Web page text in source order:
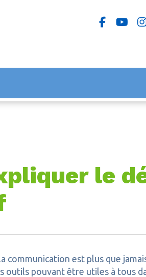
le
communication est plus que
outils pouvant être utiles à tous